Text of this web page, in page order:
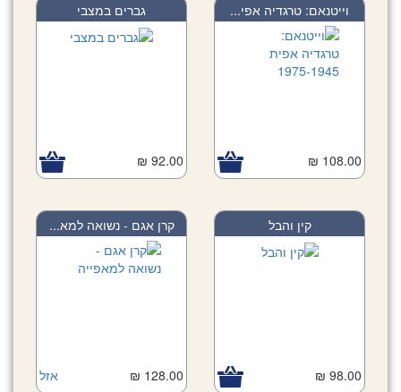
וייטנאם: טרגדיה אפי...
108.00 ₪
גברים במצבי
92.00 ₪
קין והבל
98.00 ₪
קרן אגם - נשואה למא...
אזל 128.00 ₪